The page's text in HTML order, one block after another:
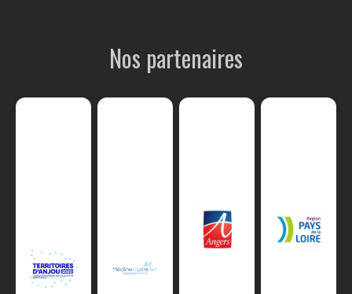
Nos partenaires